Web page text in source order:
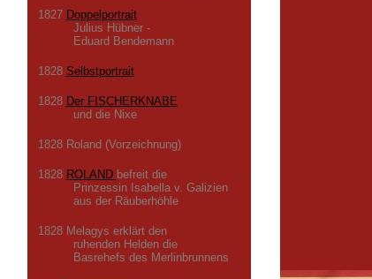
1827 Doppelportrait
Julius Hübner -
Eduard Bendemann
1828 Selbstportrait
1828 Der FISCHERKNABE
und die Nixe
1828 Roland (Vorzeichnung)
1828 ROLAND befreit die
Prinzessin Isabella v. Galizien
aus der Räuberhöhle
1828 Melagys erklärt den
ruhenden Helden die
Basrehefs des Merlinbrunnens